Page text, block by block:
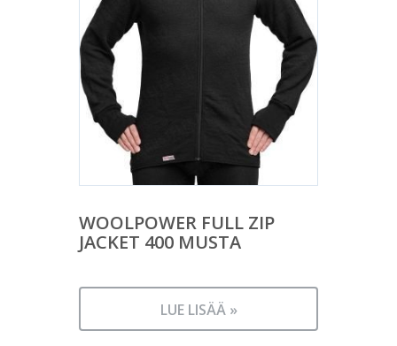
WOOLPOWER FULL ZIP
JACKET 400 MUSTA
LUE LISÄÄ »